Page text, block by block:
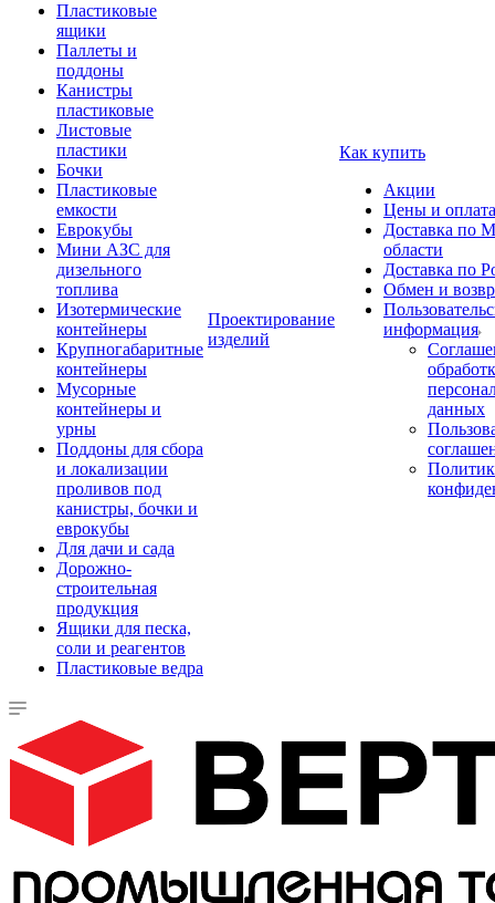
Пластиковые
ящики
Паллеты и
поддоны
Канистры
пластиковые
Листовые
пластики
Бочки
Пластиковые
емкости
Еврокубы
Мини АЗС для
дизельного
топлива
Изотермические
контейнеры
Крупногабаритные
контейнеры
Мусорные
контейнеры и
урны
Поддоны для сбора
и локализации
проливов под
канистры, бочки и
еврокубы
Для дачи и сада
Дорожно-
строительная
продукция
Ящики для песка,
соли и реагентов
Пластиковые ведра
Проектирование
изделий
Как купить
Акции
Цены и оплата
Доставка по
области
Доставка по
Обмен и
информация
данных